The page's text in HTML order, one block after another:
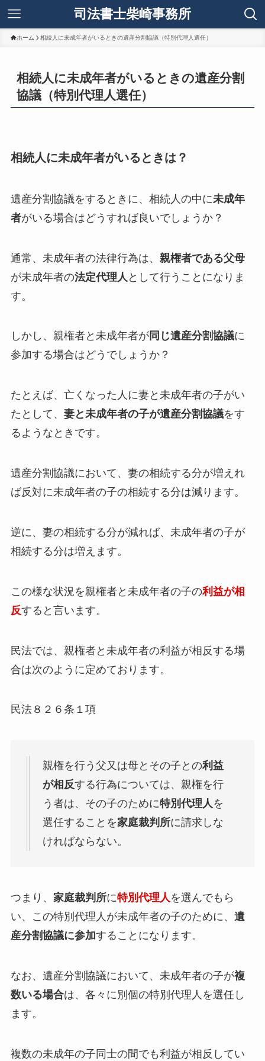
司法書士柴崎事務所
ホーム 相続人に未成年者がいるときの遺産分割協議（特別代理人選任）
相続人に未成年者がいるときの遺産分割
協議（特別代理人選任）
相続人に未成年者がいるときは？
遺産分割協議をするときに、相続人の中に未成年
者がいる場合はどうすれば良いでしょうか？
通常、未成年者の法律行為は、 親権者である父母
が未成年者の法定代理人 として行うことになりま
す。
しかし、親権者と未成年者が同じ遺産分割協議に
参加する場合はどうでしょうか？
たとえば、亡くなった人に妻と未成年者の子がい
たとして、 妻と未成年者の子が遺産分割協議をす
るようなときです。
遺産分割協議において、妻の相続する分が増えれ
ば反対に未成年者の子の相続する分は減ります。
逆に、妻の相続する分が減れば、未成年者の子が
相続する分は増えます。
この様な状況を親権者と未成年者の子の利益が相
反すると言います。
民法では、親権者と未成年者の利益が相反する場
合は次のように定めております。
民法８２６条１項
親権を行う父又は母とその子との利益
が相反する行為については、親権を行
う者は、その子のために特別代理人を
選任することを家庭裁判所に請求しな
ければならない。
つまり、 家庭裁判所に特別代理人 を選んでもら
い、この特別代理人が未成年者の子のために、 遺
産分割協議に参加することになります。
なお、遺産分割協議において、未成年者の子が複
数いる場合は、各々に別個の特別代理人を選任し
ます。
複数の未成年の子同士の間でも利益が相反してい